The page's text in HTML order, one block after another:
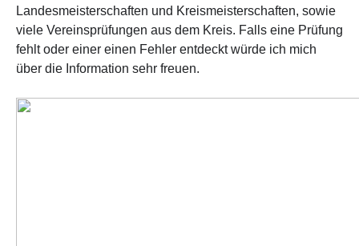
Landesmeisterschaften und Kreismeisterschaften, sowie
viele Vereinsprüfungen aus dem Kreis. Falls eine Prüfung
fehlt oder einer einen Fehler entdeckt würde ich mich
über die Information sehr freuen.